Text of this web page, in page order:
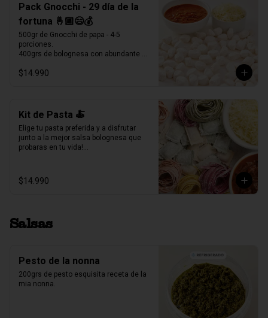
Pack Gnocchi - 29 día de la
fortuna 🤞🏼😄💰
500gr de Gnocchi de papa - 4-5
porciones.
400grs de bolognesa con abundante
100grs de queso parmesano rallado.
$14.990
Kit de Pasta 🍝
Elige tu pasta preferida y a disfrutar
junto a la mejor salsa bolognesa que
probaras en tu vida!
400grs de bolognesa con abundante
carne mechada de vacuno.
$14.990
Salsas
Pesto de la nonna
200grs de pesto esquisita receta de la
mia nonna.